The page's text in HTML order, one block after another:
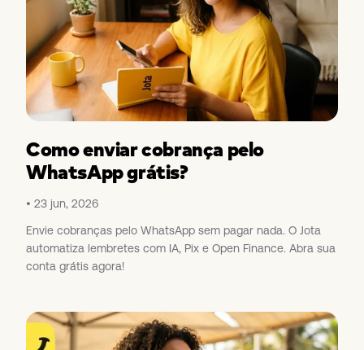
Como enviar cobrança pelo
WhatsApp grátis?
23 jun, 2026
Envie cobranças pelo WhatsApp sem pagar nada. O Jota
automatiza lembretes com IA, Pix e Open Finance. Abra sua
conta grátis agora!